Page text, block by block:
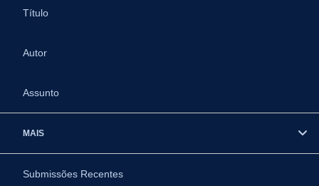
Título
Autor
Assunto
MAIS
Submissões Recentes